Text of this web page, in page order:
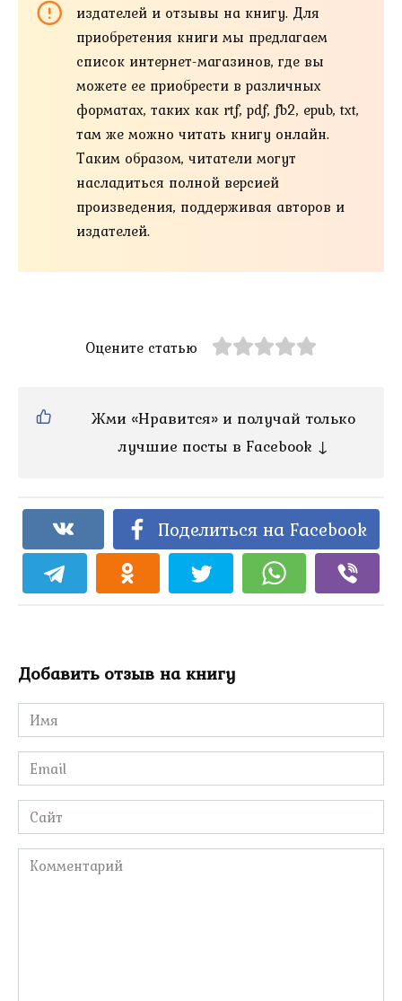
издателей и отзывы на книгу. Для
приобретения книги мы предлагаем
список интернет-магазинов, где вы
можете ее приобрести в различных
форматах, таких как rtf, pdf, fb2, epub, txt,
там же можно читать книгу онлайн.
Таким образом, читатели могут
насладиться полной версией
произведения, поддерживая авторов и
издателей.
Оцените статью
Жми «Нравится» и получай только
лучшие посты в Facebook ↓
Поделиться на Facebook
Добавить отзыв на книгу
Имя
*
Email
*
Сайт
Комментарий